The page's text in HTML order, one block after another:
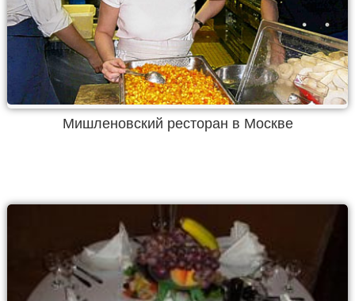
Мишленовский ресторан в Москве